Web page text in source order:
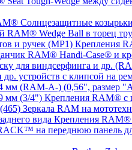
Солнцезащитные
Крепления
Крепления RAM® с
Зеркала RAM на
Крепления RAM®